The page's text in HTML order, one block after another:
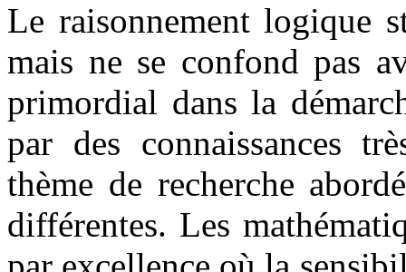
Le raisonnement logique
mais ne se confond pas
primordial dans la
par des connaissances
thème de recherche
différentes. Les